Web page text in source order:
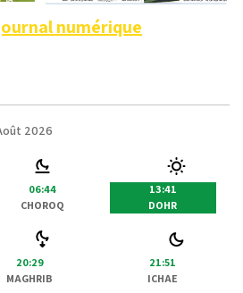
numérique
2026
06:44
CHOROQ
13:41
DOHR
20:29
MAGHRIB
21:51
ICHAE